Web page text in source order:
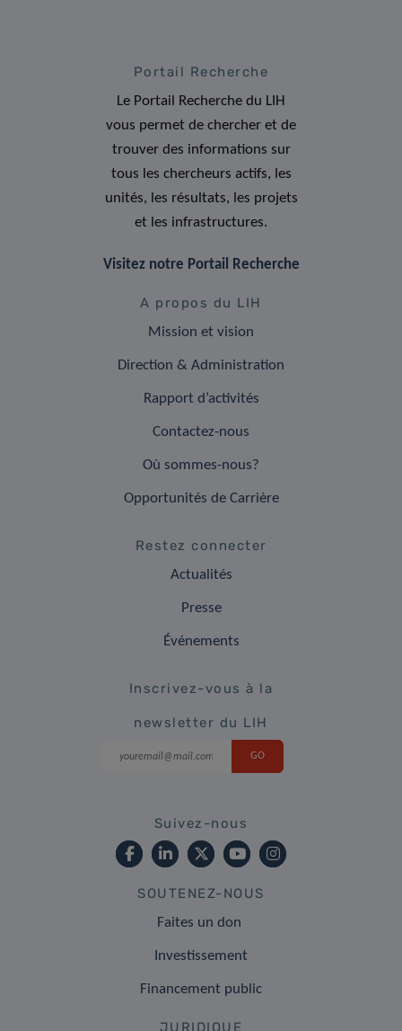
Portail Recherche
Le Portail Recherche du LIH
vous permet de chercher et de
trouver des informations sur
tous les chercheurs actifs, les
unités, les résultats, les projets
et les infrastructures.
Visitez notre Portail Recherche
A propos du LIH
Mission et vision
Direction & Administration
Rapport d’activités
Contactez-nous
Où sommes-nous?
Opportunités de Carrière
Restez connecter
Actualités
Presse
Événements
Inscrivez-vous à la
newsletter du LIH
Suivez-nous
SOUTENEZ-NOUS
Faites un don
Investissement
Financement public
JURIDIQUE